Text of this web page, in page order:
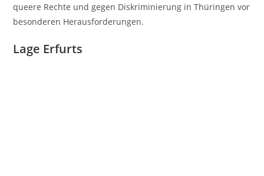
queere Rechte und gegen Diskriminierung in Thüringen vor
besonderen Herausforderungen.
Lage Erfurts